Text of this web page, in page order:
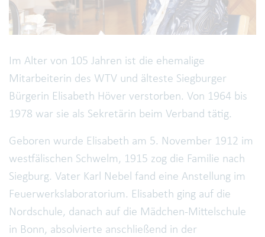
Im Alter von 105 Jahren ist die ehemalige
Mitarbeiterin des WTV und älteste Siegburger
Bürgerin Elisabeth Höver verstorben. Von 1964 bis
1978 war sie als Sekretärin beim Verband tätig.
Geboren wurde Elisabeth am 5. November 1912 im
westfälischen Schwelm, 1915 zog die Familie nach
Siegburg. Vater Karl Nebel fand eine Anstellung im
Feuerwerkslaboratorium. Elisabeth ging auf die
Nordschule, danach auf die Mädchen-Mittelschule
in Bonn, absolvierte anschließend in der